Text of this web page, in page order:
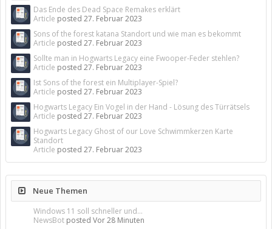
Das Ende des Dead Space Remakes erklärt
Article posted 27. Februar 2023
Sons of the forest katana Standort und wie man es bekommt
Article posted 27. Februar 2023
Sollte man in Hogwarts Legacy eine Fwooper-Feder stehlen?
Article posted 27. Februar 2023
Ist Sons of the forest ein Multiplayer-Spiel?
Article posted 27. Februar 2023
Hogwarts Legacy Ein Vogel in der Hand - Lösung des Türrätsels
Article posted 27. Februar 2023
Hogwarts Legacy Ghost of our Love Schwimmkerzen Karte
Standort
Article posted 27. Februar 2023
Neue Themen
Windows 11 soll schneller und...
NewsBot posted Vor 28 Minuten